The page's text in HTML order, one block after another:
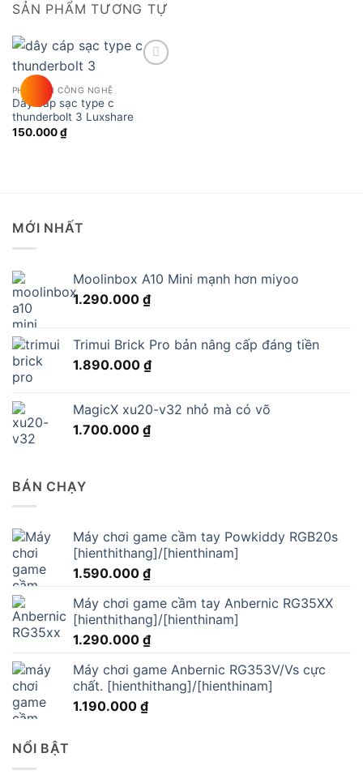
SẢN PHẨM TƯƠNG TỰ
PHỤ KIỆN CÔNG NGHỆ
Dây cáp sạc type c
thunderbolt 3 Luxshare
150.000₫
MỚI NHẤT
Moolinbox A10 Mini mạnh hơn miyoo
1.290.000 ₫
Trimui Brick Pro bản nâng cấp đáng tiền
1.890.000 ₫
MagicX xu20-v32 nhỏ mà có võ
1.700.000 ₫
BÁN CHẠY
Máy chơi game cầm tay Powkiddy RGB20s
[hienthithang]/[hienthinam]
1.590.000 ₫
Máy chơi game cầm tay Anbernic RG35XX
[hienthithang]/[hienthinam]
1.290.000 ₫
Máy chơi game Anbernic RG353V/Vs cực
chất. [hienthithang]/[hienthinam]
1.190.000 ₫
NỔI BẬT